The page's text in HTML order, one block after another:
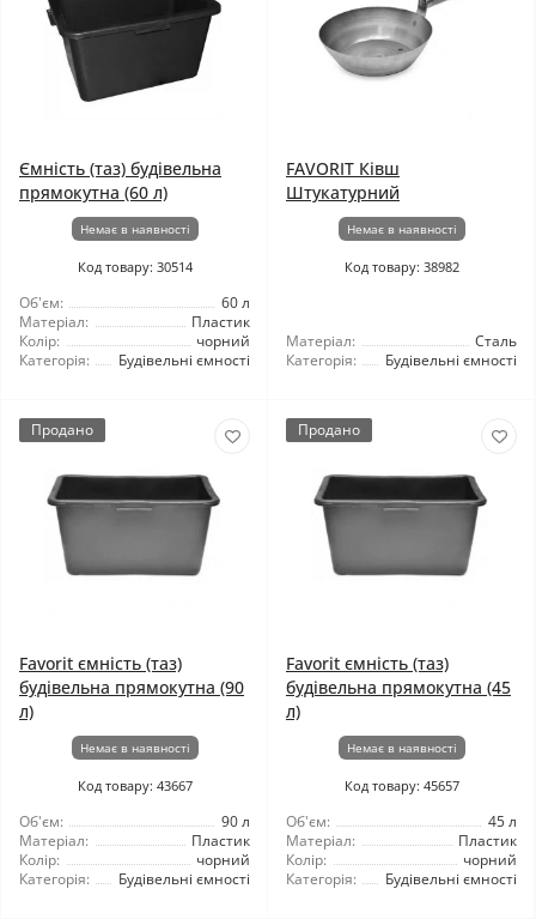
Ємність (таз) будівельна
прямокутна (60 л)
Немає в наявності
Код товару: 30514
Об'єм:
60 л
Матеріал:
Пластик
Колір:
чорний
Категорія:
Будівельні ємності
FAVORIT Ківш
Штукатурний
Немає в наявності
Код товару: 38982
Матеріал:
Сталь
Категорія:
Будівельні ємності
Продано
Favorit ємність (таз)
будівельна прямокутна (90
л)
Немає в наявності
Код товару: 43667
Об'єм:
90 л
Матеріал:
Пластик
Колір:
чорний
Категорія:
Будівельні ємності
Продано
Favorit ємність (таз)
будівельна прямокутна (45
л)
Немає в наявності
Код товару: 45657
Об'єм:
45 л
Матеріал:
Пластик
Колір:
чорний
Категорія:
Будівельні ємності